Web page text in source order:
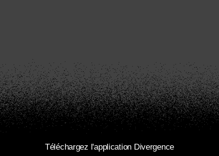
Téléchargez l'application Divergence